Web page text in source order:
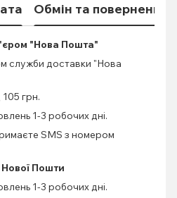
Обмін та повернення
"Нова Пошта"
служби доставки "Нова
грн.
1-3 робочих дні.
SMS з номером
Нової Пошти
1-3 робочих дні.